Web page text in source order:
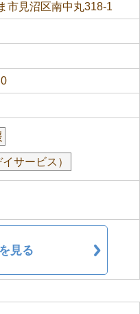
市見沼区南中丸318-1
サービス）
見る